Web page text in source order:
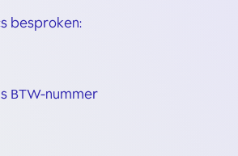
besproken:
BTW-nummer